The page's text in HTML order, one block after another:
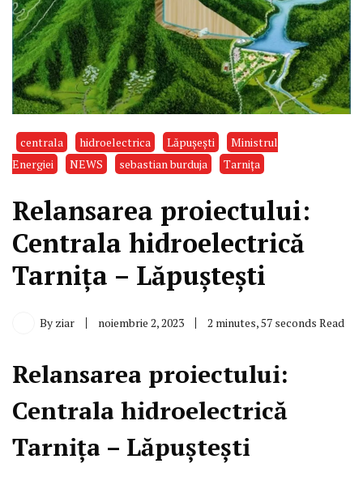
centrala hidroelectrica Lăpușești
Ministrul
Energiei
NEWS sebastian burduja Tarnița
Relansarea proiectului:
Centrala hidroelectrică
Tarnița – Lăpuștești
By ziar noiembrie 2, 2023 2 minutes, 57 seconds Read
Relansarea proiectului:
Centrala hidroelectrică
Tarnița – Lăpuștești